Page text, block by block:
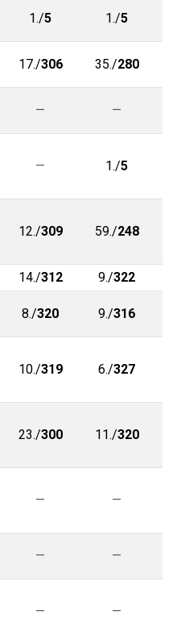
1./5 1./5
17./306 35./280
— —
— 1./5
12./309 59./248
14./312 9./322
8./320 9./316
10./319 6./327
23./300 11./320
— —
— —
— —